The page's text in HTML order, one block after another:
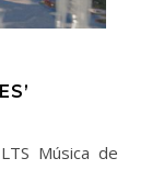
Música de